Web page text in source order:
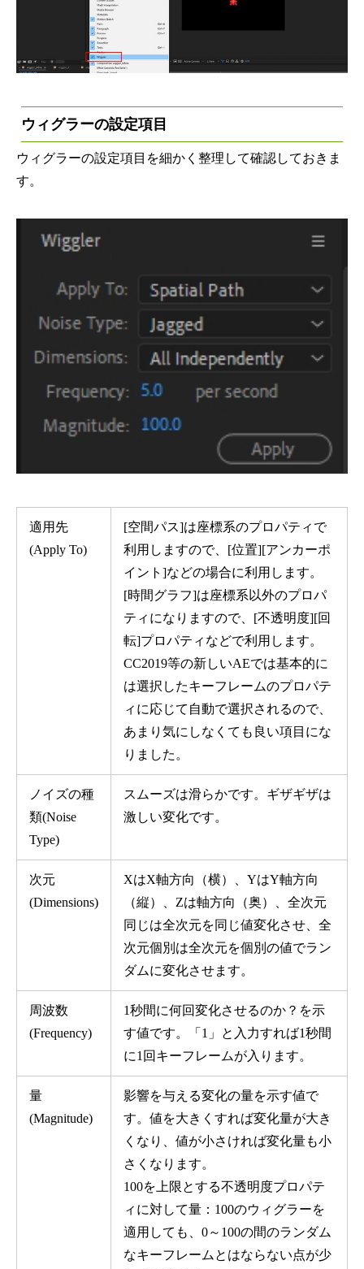
ウィグラーの設定項目
ウィグラーの設定項目を細かく整理して確認しておきま
す。
適用先
(Apply To)
[空間パス]は座標系のプロパティで
利用しますので、[位置][アンカーポ
イント]などの場合に利用します。
[時間グラフ]は座標系以外のプロパ
ティになりますので、[不透明度][回
転]プロパティなどで利用します。
CC2019等の新しいAEでは基本的に
は選択したキーフレームのプロパテ
ィに応じて自動で選択されるので、
あまり気にしなくても良い項目にな
りました。
ノイズの種
類(Noise
Type)
スムーズは滑らかです。ギザギザは
激しい変化です。
次元
(Dimensions)
XはX軸方向（横）、YはY軸方向
（縦）、Zは軸方向（奥）、全次元
同じは全次元を同じ値変化させ、全
次元個別は全次元を個別の値でラン
ダムに変化させます。
周波数
(Frequency)
1秒間に何回変化させるのか？を示
す値です。「1」と入力すれば1秒間
に1回キーフレームが入ります。
量
(Magnitude)
影響を与える変化の量を示す値で
す。値を大きくすれば変化量が大き
くなり、値が小さければ変化量も小
さくなります。
100を上限とする不透明度プロパテ
ィに対して量：100のウィグラーを
適用しても、0～100の間のランダム
なキーフレームとはならない点が少